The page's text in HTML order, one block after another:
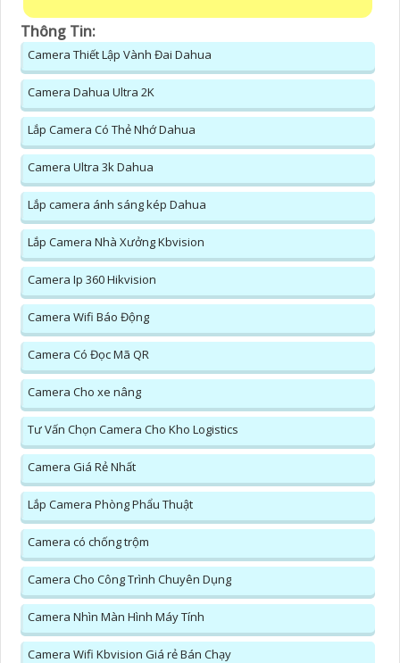
Thông Tin:
Camera Thiết Lập Vành Đai Dahua
Camera Dahua Ultra 2K
Lắp Camera Có Thẻ Nhớ Dahua
Camera Ultra 3k Dahua
Lắp camera ánh sáng kép Dahua
Lắp Camera Nhà Xưởng Kbvision
Camera Ip 360 Hikvision
Camera Wifi Báo Động
Camera Có Đọc Mã QR
Camera Cho xe nâng
Tư Vấn Chọn Camera Cho Kho Logistics
Camera Giá Rẻ Nhất
Lắp Camera Phòng Phẩu Thuật
Camera có chống trộm
Camera Cho Công Trình Chuyên Dụng
Camera Nhìn Màn Hình Máy Tính
Camera Wifi Kbvision Giá rẻ Bán Chạy